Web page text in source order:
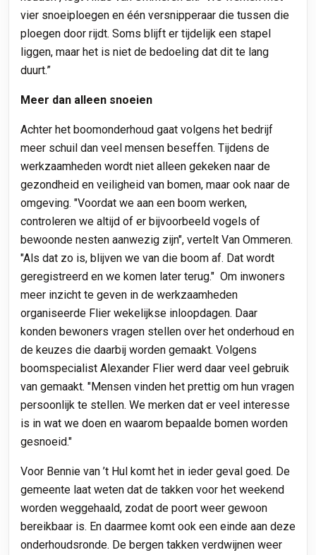
vier snoeiploegen en één versnipperaar die tussen die
ploegen door rijdt. Soms blijft er tijdelijk een stapel
liggen, maar het is niet de bedoeling dat dit te lang
duurt.”
Meer dan alleen snoeien
Achter het boomonderhoud gaat volgens het bedrijf
meer schuil dan veel mensen beseffen. Tijdens de
werkzaamheden wordt niet alleen gekeken naar de
gezondheid en veiligheid van bomen, maar ook naar de
omgeving. "Voordat we aan een boom werken,
controleren we altijd of er bijvoorbeeld vogels of
bewoonde nesten aanwezig zijn", vertelt Van Ommeren.
"Als dat zo is, blijven we van die boom af. Dat wordt
geregistreerd en we komen later terug." Om inwoners
meer inzicht te geven in de werkzaamheden
organiseerde Flier wekelijkse inloopdagen. Daar
konden bewoners vragen stellen over het onderhoud en
de keuzes die daarbij worden gemaakt. Volgens
boomspecialist Alexander Flier werd daar veel gebruik
van gemaakt. "Mensen vinden het prettig om hun vragen
persoonlijk te stellen. We merken dat er veel interesse
is in wat we doen en waarom bepaalde bomen worden
gesnoeid."
Voor Bennie van ’t Hul komt het in ieder geval goed. De
gemeente laat weten dat de takken voor het weekend
worden weggehaald, zodat de poort weer gewoon
bereikbaar is. En daarmee komt ook een einde aan deze
onderhoudsronde. De bergen takken verdwijnen weer